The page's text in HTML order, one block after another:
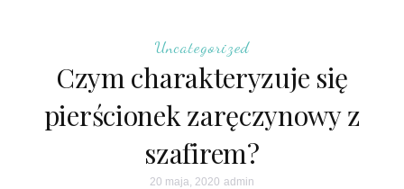
Uncategorized
Czym charakteryzuje się
pierścionek zaręczynowy z
szafirem?
20 maja, 2020 admin